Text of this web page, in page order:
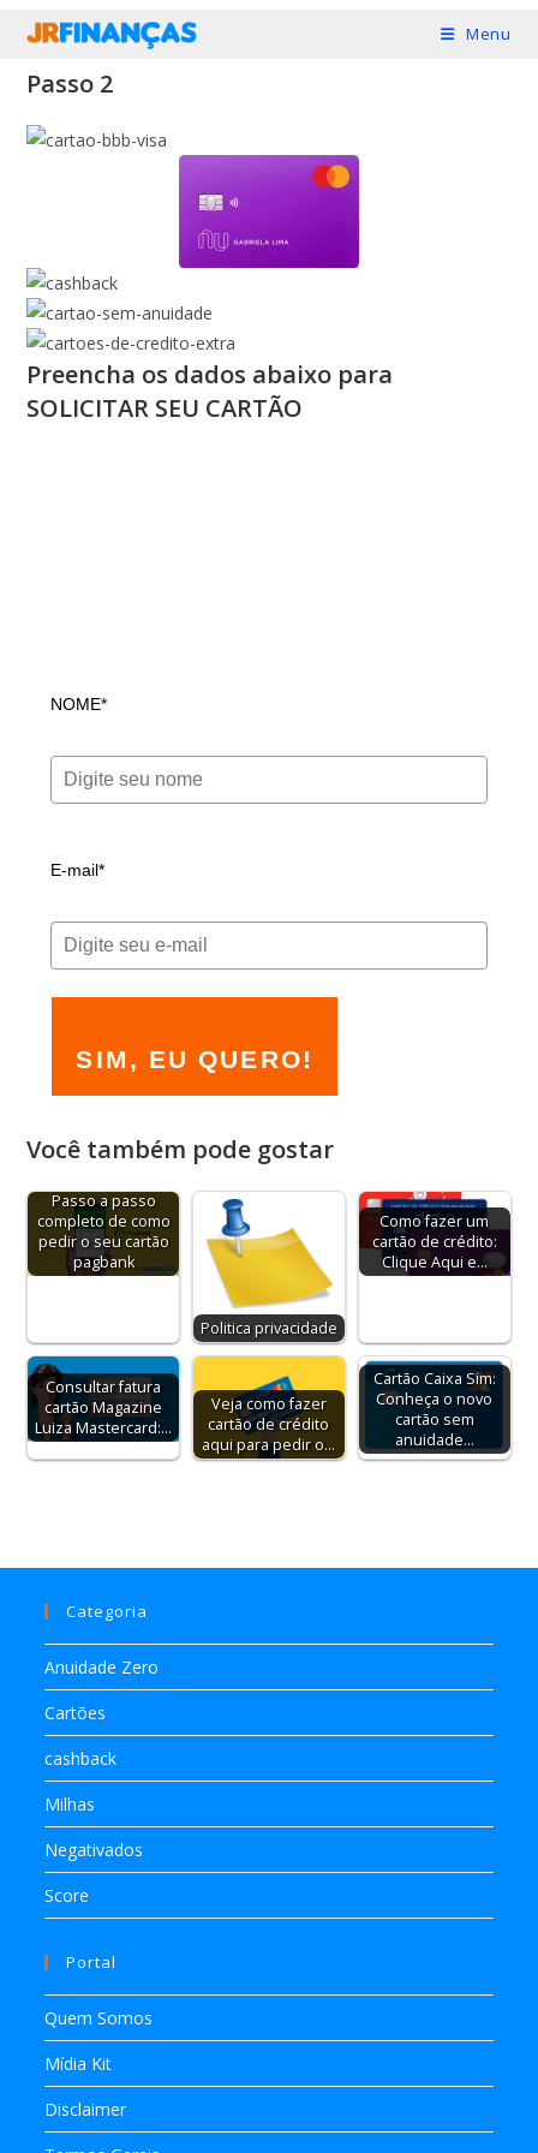
Menu
Passo 2
Preencha os dados abaixo para
SOLICITAR SEU CARTÃO
NOME*
E-mail*
SIM, EU QUERO!
Você também pode gostar
Passo a passo
completo de como
pedir o seu cartão
pagbank
Politica privacidade
Como fazer um
cartão de crédito:
Clique Aqui e…
Consultar fatura
cartão Magazine
Luiza Mastercard:…
Veja como fazer
cartão de crédito
aqui para pedir o…
Cartão Caixa Sim:
Conheça o novo
cartão sem
anuidade…
Categoria
Anuidade Zero
Cartões
cashback
Milhas
Negativados
Score
Portal
Quem Somos
Mídia Kit
Disclaimer